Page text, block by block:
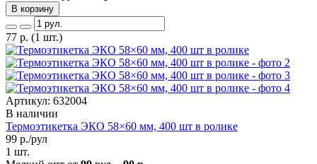
В корзину
77 р. (1 шт.)
Артикул: 632004
В наличии
Термоэтикетка ЭКО 58×60 мм, 400 шт в ролике
99 р./рул
1 шт.